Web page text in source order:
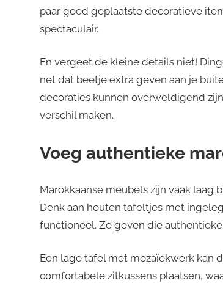
paar goed geplaatste decoratieve
spectaculair.
En vergeet de kleine details niet!
net dat beetje extra geven aan je
decoraties kunnen overweldigend
verschil maken.
Voeg authentieke
Marokkaanse meubels zijn vaak laag
Denk aan houten tafeltjes met
functioneel. Ze geven die
Een lage tafel met mozaïekwerk kan
comfortabele zitkussens plaatsen,